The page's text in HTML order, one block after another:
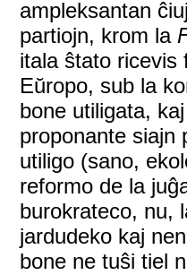
ampleksantan
partiojn, krom la
itala ŝtato ricevis
Eŭropo, sub la
bone utiligata,
proponante siajn
utiligo (sano,
reformo de la
burokrateco, nu,
jardudeko kaj
bone ne tuŝi tiel